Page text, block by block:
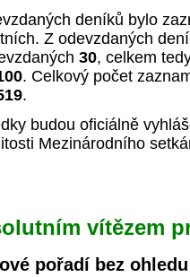
deníků bylo
Z odevzdaných
30, celkem
. Celkový počet
.
budou oficiálně
Mezinárodního
vítězem
pořadí bez